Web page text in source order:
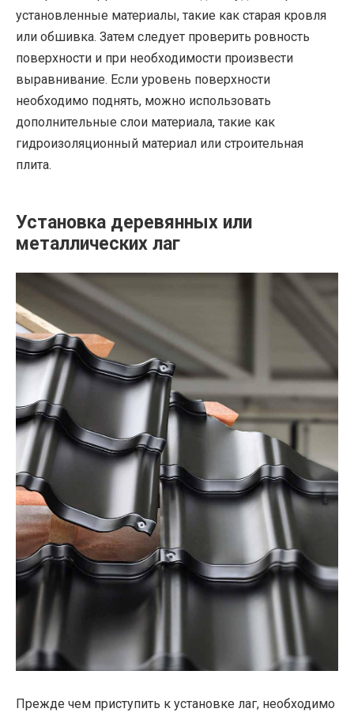
установленные материалы, такие как старая кровля
или обшивка. Затем следует проверить ровность
поверхности и при необходимости произвести
выравнивание. Если уровень поверхности
необходимо поднять, можно использовать
дополнительные слои материала, такие как
гидроизоляционный материал или строительная
плита.
Установка деревянных или
металлических лаг
Прежде чем приступить к установке лаг, необходимо